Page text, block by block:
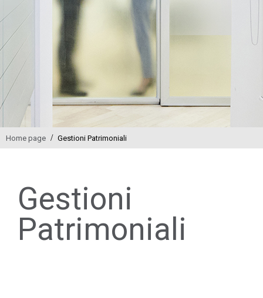
Home page / Gestioni Patrimoniali
Gestioni
Patrimoniali